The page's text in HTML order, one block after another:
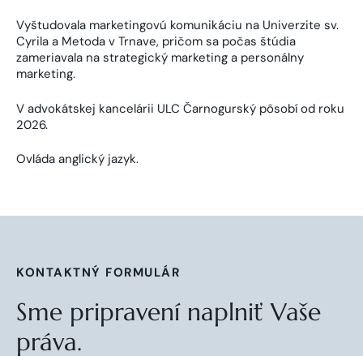
Vyštudovala marketingovú komunikáciu na Univerzite sv.
Cyrila a Metoda v Trnave, pričom sa počas štúdia
zameriavala na strategický marketing a personálny
marketing.
V advokátskej kancelárii ULC Čarnogurský pôsobí od roku
2026.
Ovláda anglický jazyk.
KONTAKTNÝ FORMULÁR
Sme pripravení naplniť Vaše
práva.